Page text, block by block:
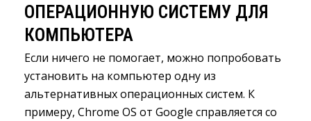
ОПЕРАЦИОННУЮ СИСТЕМУ ДЛЯ
КОМПЬЮТЕРА
Если ничего не помогает, можно попробовать
установить на компьютер одну из
альтернативных операционных систем. К
примеру, Chrome OS от Google справляется со